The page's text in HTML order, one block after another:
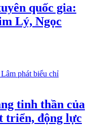
quốc gia:
Lý, Ngọc
tinh thần của
triển, động lực